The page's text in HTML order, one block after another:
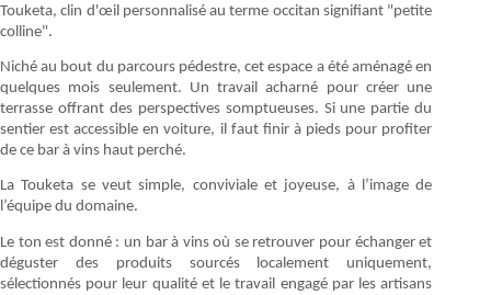
Touketa, clin d'œil personnalisé au terme occitan signifiant "petite
colline".
Niché au bout du parcours pédestre, cet espace a été aménagé en
quelques mois seulement. Un travail acharné pour créer une
terrasse offrant des perspectives somptueuses. Si une partie du
sentier est accessible en voiture, il faut finir à pieds pour profiter
de ce bar à vins haut perché.
La Touketa se veut simple, conviviale et joyeuse, à l’image de
l’équipe du domaine.
Le ton est donné : un bar à vins où se retrouver pour échanger et
déguster des produits sourcés localement uniquement,
sélectionnés pour leur qualité et le travail engagé par les artisans